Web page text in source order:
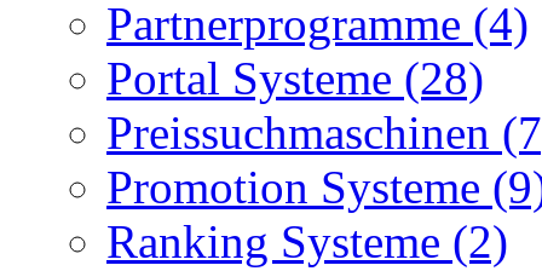
Partnerprogramme (4)
Portal Systeme (28)
Preissuchmaschinen
Promotion Systeme
Ranking Systeme (2)